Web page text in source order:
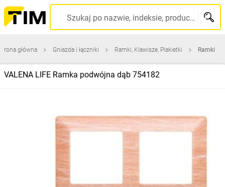
Szukaj po nazwie, indeksie, producencie, kodzie kreskowym...
główna Gniazda i łączniki Ramki, Klawisze, Plakietki Ramki
VALENA LIFE Ramka podwójna dąb 754182